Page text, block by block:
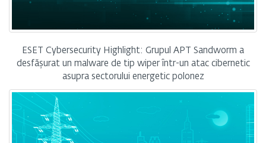
ESET Cybersecurity Highlight: Grupul APT Sandworm a
desfășurat un malware de tip wiper într-un atac cibernetic
asupra sectorului energetic polonez